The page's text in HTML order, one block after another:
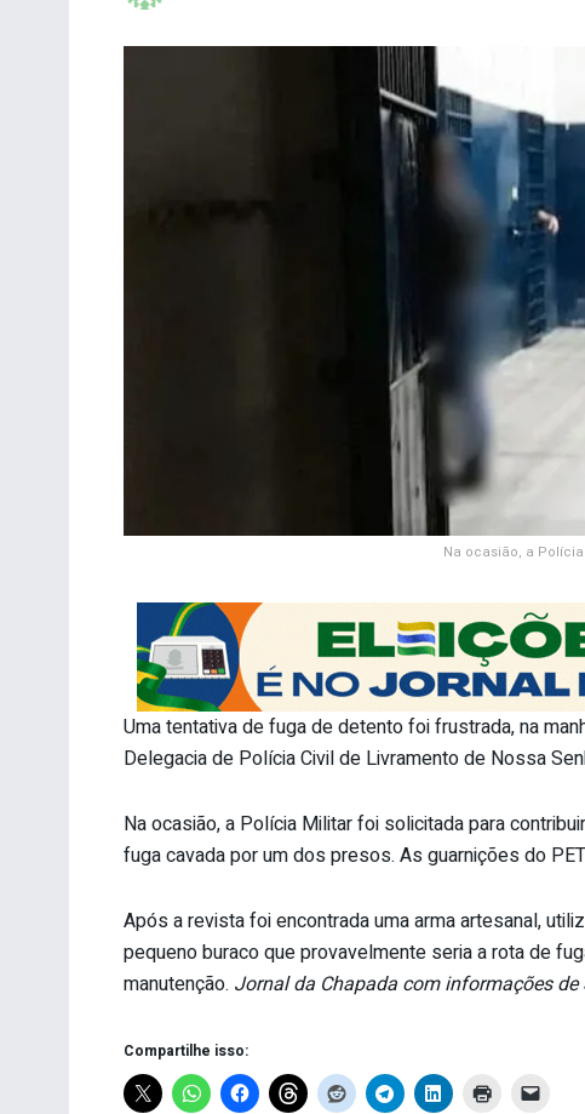
Na ocasião, a
Uma tentativa de fuga de detento foi frustrada, na
Delegacia de Polícia Civil de Livramento de Nossa
Na ocasião, a Polícia Militar foi solicitada para
fuga cavada por um dos presos. As guarnições do
Após a revista foi encontrada uma arma artesanal,
pequeno buraco que provavelmente seria a rota de
manutenção. Jornal da Chapada com informações de
Compartilhe isso: